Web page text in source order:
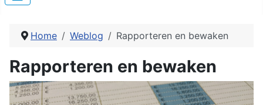
Home Weblog Rapporteren en bewaken
Rapporteren en bewaken